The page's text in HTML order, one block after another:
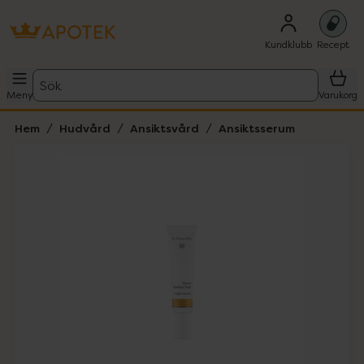
Kundklubb Recept
Meny
Sök
Varukorg
Hem Hudvård Ansiktsvård Ansiktsserum